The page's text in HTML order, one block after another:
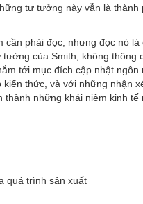
tư tưởng này vẫn là
cần phải đọc, nhưng đọc nó
của Smith, không
tới mục đích cập nhật
thức, và với những nhận
những khái niệm kinh tế
quá trình sản xuất